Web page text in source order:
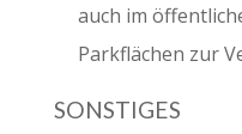
auch im
Parkflächen zur
SONSTIGES